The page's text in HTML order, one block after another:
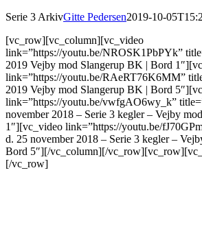
Serie 3 ArkivGitte Pedersen2019-10-
[vc_row][vc_column][vc_video
link=”https://youtu.be/NROSK1PbPYk”
2019 Vejby mod Slangerup BK | Bord
link=”https://youtu.be/RAeRT76K6MM”
2019 Vejby mod Slangerup BK | Bord
link=”https://youtu.be/vwfgAO6wy_k”
november 2018 – Serie 3 kegler – Vejby
1″][vc_video link=”https://youtu.be/
d. 25 november 2018 – Serie 3 kegler –
Bord 5″][/vc_column][/
[/vc_row]